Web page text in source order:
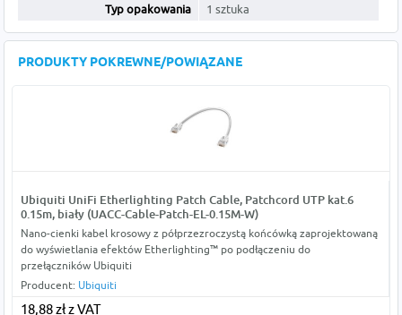
Typ opakowania
1 sztuka
PRODUKTY POKREWNE/POWIĄZANE
Ubiquiti UniFi Etherlighting Patch Cable, Patchcord UTP kat.6
0.15m, biały (UACC-Cable-Patch-EL-0.15M-W)
Nano-cienki kabel krosowy z półprzezroczystą końcówką zaprojektowaną
do wyświetlania efektów Etherlighting™ po podłączeniu do
przełączników Ubiquiti
Producent: Ubiquiti
18,88 zł z VAT